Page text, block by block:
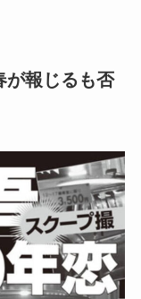
が報じるも否